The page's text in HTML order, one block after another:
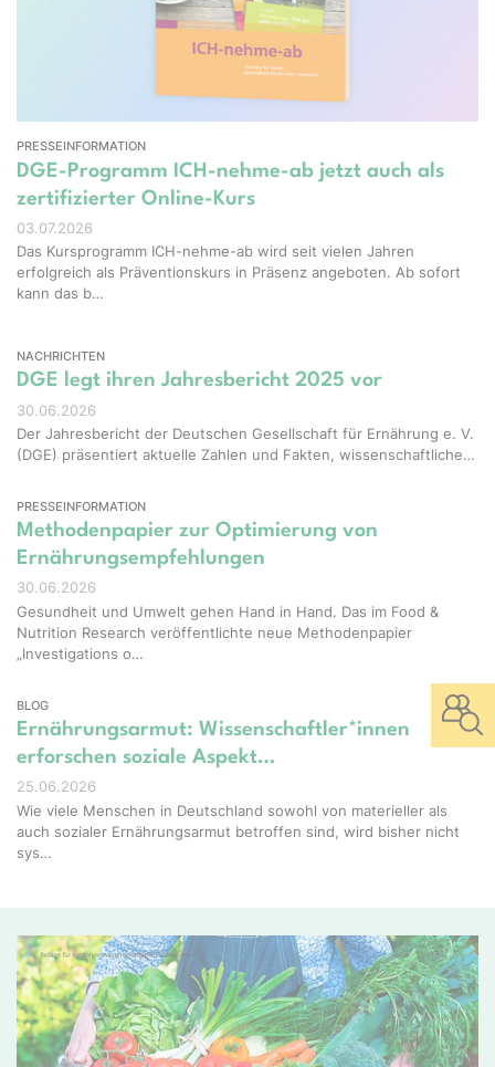
PRESSEINFORMATION
DGE-Programm ICH-nehme-ab jetzt auch als
zertifizierter Online-Kurs
03.07.2026
Das Kursprogramm ICH-nehme-ab wird seit vielen Jahren
erfolgreich als Präventionskurs in Präsenz angeboten. Ab sofort
kann das b…
NACHRICHTEN
DGE legt ihren Jahresbericht 2025 vor
30.06.2026
Der Jahresbericht der Deutschen Gesellschaft für Ernährung e. V.
(DGE) präsentiert aktuelle Zahlen und Fakten, wissenschaftliche…
PRESSEINFORMATION
Methodenpapier zur Optimierung von
Ernährungsempfehlungen
30.06.2026
Gesundheit und Umwelt gehen Hand in Hand. Das im Food &
Nutrition Research veröffentlichte neue Methodenpapier
„Investigations o…
BLOG
Ernährungsarmut: Wissenschaftler*innen
erforschen soziale Aspekt…
25.06.2026
Wie viele Menschen in Deutschland sowohl von materieller als
auch sozialer Ernährungsarmut betroffen sind, wird bisher nicht
sys…